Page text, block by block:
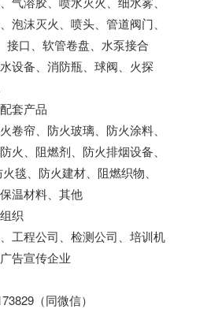
泡沫灭火、喷头、管道阀门、
接口、软管卷盘、水泵接合
设备、消防瓶、球阀、火探
套产品
卷帘、防火玻璃、防火涂料、
火、阻燃剂、防火排烟设备、
毯、防火建材、阻燃织物、
温材料、其他
织
工程公司、检测公司、培训机
告宣传企业
（同微信）